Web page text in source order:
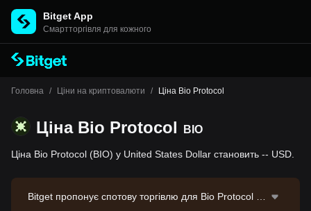
Bitget App
Cмартторгівля для кожного
Головна / Ціни на криптовалюти / Ціна Bio Protocol
Ціна Bio Protocol BIO
Ціна Bio Protocol (BIO) у United States Dollar становить -- USD.
Bitget пропонує спотову торгівлю для Bio Protocol че